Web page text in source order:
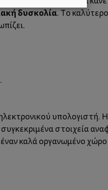
δυσκολία. Το
υπολογιστή.
στοιχεία
καλά οργανωμένο χώρο